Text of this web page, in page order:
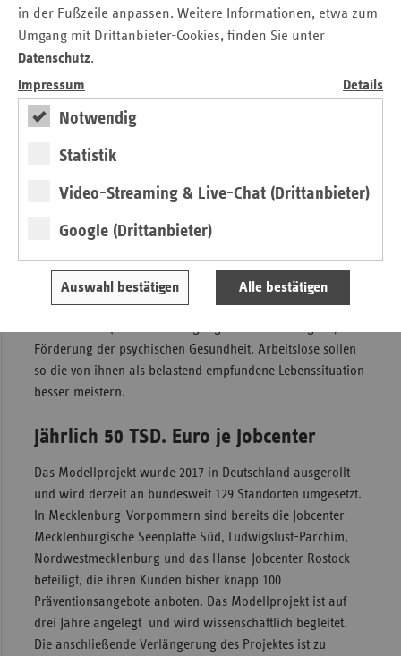
in der Fußzeile anpassen. Weitere Informationen, etwa zum
Umgang mit Drittanbieter-Cookies, finden Sie unter
Datenschutz.
Impressum
Details
Notwendig
Statistik
Video-Streaming & Live-Chat (Drittanbieter)
Google (Drittanbieter)
Auswahl bestätigen Alle bestätigen
erhalten. Obwohl die Betroffenen Präventionsmaßnahmen
bräuchten, um ihre Gesundheit zu erhalten, nutzt diese
einen niedrigschwelligen Zugang zu präventiven
Gesundheitsangeboten der Krankenkassen. So ergänzen
Krankenkassen in der Region, z. B. zur Stressbewältigung
Beratungs- und Vermittlungsprozesse der Jobcenter und
Arbeitsagenturen in der Regionaldirektion Nord. Darüber
hinaus ist die Landesvereinigung für Gesundheitsförderung
Mecklenburg-Vorpommern e.V. mit eingebunden und
organisiert flankierend weitere Präventionsangebote in den
Jobcenterstandorten beispielsweise Gesundheitstage oder
Förderung der psychischen Gesundheit. Arbeitslose sollen
so die von ihnen als belastend empfundene Lebenssituation
besser meistern.
Jährlich 50 TSD. Euro je Jobcenter
Das Modellprojekt wurde 2017 in Deutschland ausgerollt
und wird derzeit an bundesweit 129 Standorten umgesetzt.
In Mecklenburg-Vorpommern sind bereits die Jobcenter
Mecklenburgische Seenplatte Süd, Ludwigslust-Parchim,
Nordwestmecklenburg und das Hanse-Jobcenter Rostock
beteiligt, die ihren Kunden bisher knapp 100
Präventionsangebote anboten. Das Modellprojekt ist auf
drei Jahre angelegt und wird wissenschaftlich begleitet.
Die anschließende Verlängerung des Projektes ist zu